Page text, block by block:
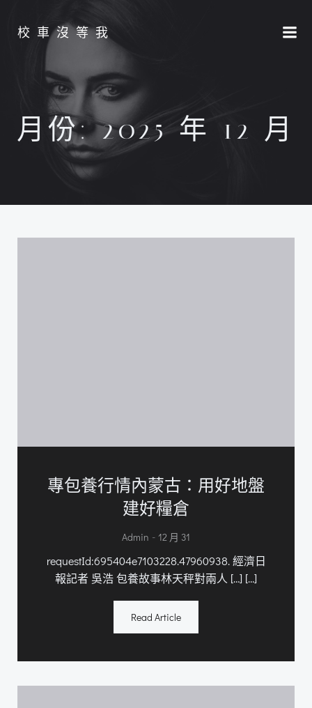
校車沒等我
月份:2025 年 12 月
專包養行情內蒙古：用好地盤
建好糧倉
Admin - 12 月 31
requestId:695404e7103228.47960938. 經濟日
報記者 吳浩 包養故事林天秤對兩人 […] […]
Read Article